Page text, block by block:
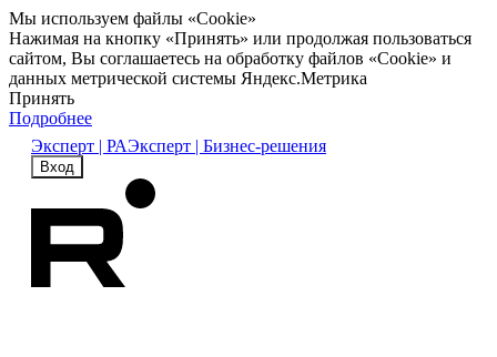
Мы используем файлы «Cookie»
Нажимая на кнопку «Принять» или продолжая пользоваться
сайтом, Вы соглашаетесь на обработку файлов «Cookie» и
данных метрической системы Яндекс.Метрика
Принять
Подробнее
Эксперт | РАЭксперт | Бизнес-решения
Вход